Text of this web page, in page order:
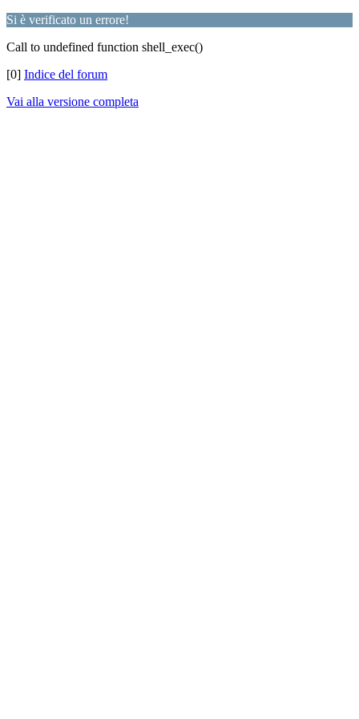
Si è verificato un errore!
Call to undefined function shell_exec()
[0] Indice del forum
Vai alla versione completa